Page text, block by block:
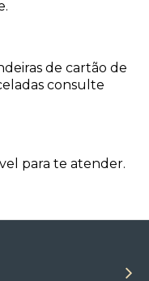
de cartão de
consulte
para te atender.